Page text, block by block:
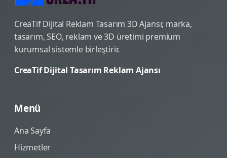
CreaTif Dijital Reklam Tasarım 3D Ajansı; marka,
tasarım, SEO, reklam ve 3D üretimi premium
kurumsal sistemle birleştirir.
CreaTif Dijital Tasarım Reklam Ajansı
Menü
Ana Sayfa
Hizmetler